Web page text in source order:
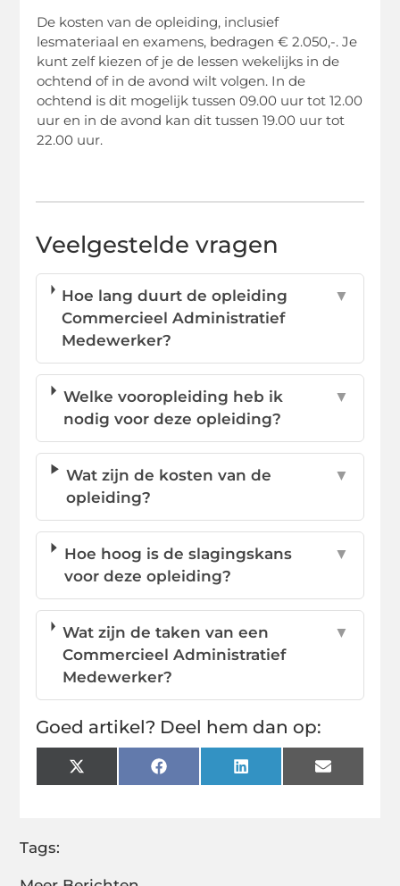
De kosten van de opleiding, inclusief
lesmateriaal en examens, bedragen € 2.050,-. Je
kunt zelf kiezen of je de lessen wekelijks in de
ochtend of in de avond wilt volgen. In de
ochtend is dit mogelijk tussen 09.00 uur tot 12.00
uur en in de avond kan dit tussen 19.00 uur tot
22.00 uur.
Veelgestelde vragen
Hoe lang duurt de opleiding
Commercieel Administratief
Medewerker?
▼
Welke vooropleiding heb ik
nodig voor deze opleiding?
▼
Wat zijn de kosten van de
opleiding?
▼
Hoe hoog is de slagingskans
voor deze opleiding?
▼
Wat zijn de taken van een
Commercieel Administratief
Medewerker?
▼
Goed artikel? Deel hem dan op:
X
(Twitter)
Facebook LinkedIn Email
Tags: